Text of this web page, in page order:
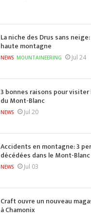
La niche des Drus sans
haute montagne
NEWS MOUNTAINEERING Jul 24
3 bonnes raisons pour visiter
du Mont-Blanc
NEWS Jul 20
Accidents en montagne: 3
décédées dans le Mont-Blanc
NEWS Jul 03
Craft ouvre un nouveau
à Chamonix